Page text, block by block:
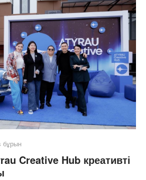
бұрын
Creative Hub креативті